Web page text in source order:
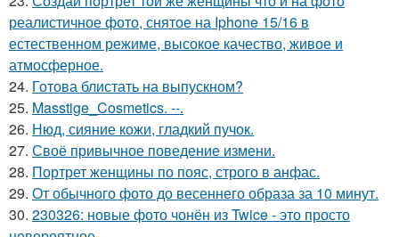
реалистичное фото, снятое на Iphone 15/16 в
естественном режиме, высокое качество, живое и
атмосферное.
24. Готова блистать на выпускном?
25. Masstige_Cosmetics. --.
26. Нюд, сияние кожи, гладкий пучок.
27. Своё привычное поведение измени.
28. Портрет женщины по пояс, строго в анфас.
29. От обычного фото до весеннего образа за 10 минут.
30. 230326: новые фото чонён из Twice - это просто